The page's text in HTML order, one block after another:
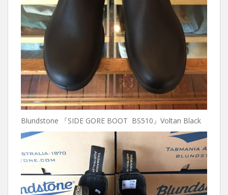
Blundstone 『SIDE GORE BOOT BS510』Voltan Black